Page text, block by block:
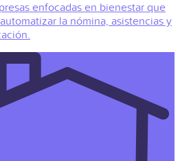
enfocadas en bienestar que
la nómina, asistencias y